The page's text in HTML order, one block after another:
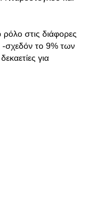
ρόλο στις διάφορες
σχεδόν το 9% των
για